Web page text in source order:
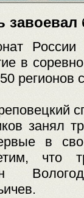
завоевал
России
в
регионов
в
что